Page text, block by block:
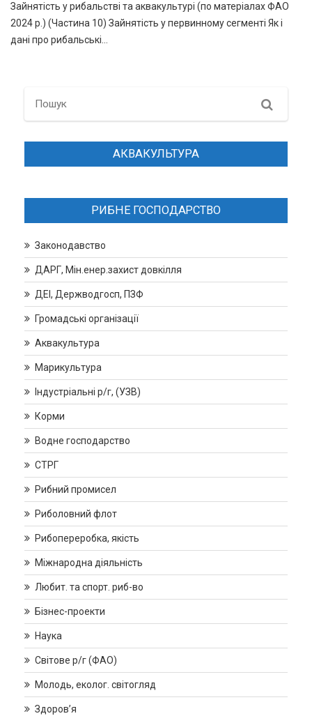
Зайнятість у рибальстві та аквакультурі (по матеріалах ФАО
2024 р.) (Частина 10) Зайнятість у первинному сегменті Як і
дані про рибальські…
Search
АКВАКУЛЬТУРА
РИБНЕ ГОСПОДАРСТВО
Законодавство
ДАРГ, Мін.енер.захист довкілля
ДЕІ, Держводгосп, ПЗФ
Громадські організації
Аквакультура
Марикультура
Індустріальні р/г, (УЗВ)
Корми
Водне господарство
СТРГ
Рибний промисел
Риболовний флот
Рибопереробка, якість
Міжнародна діяльність
Любит. та спорт. риб-во
Бізнес-проекти
Наука
Світове р/г (ФАО)
Молодь, еколог. світогляд
Здоров’я